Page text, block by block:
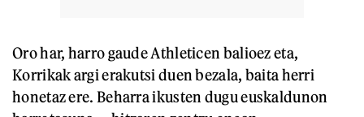
Oro har, harro gaude Athleticen balioez eta,
Korrikak argi erakutsi duen bezala, baita herri
honetaz ere. Beharra ikusten dugu euskaldunon